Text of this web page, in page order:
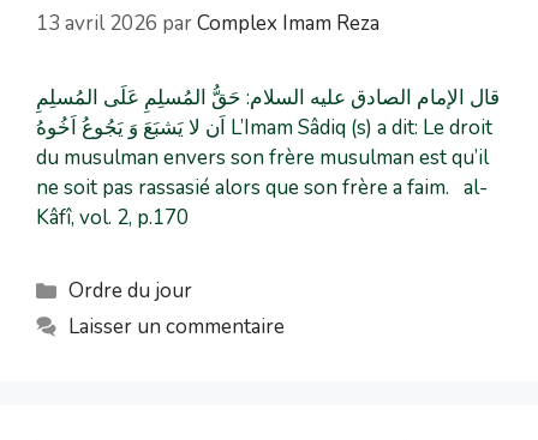
13 avril 2026 parComplex Imam Reza
قال الإمام الصادق علیه السلام: حَقُّ المُسلِمِ عَلَی المُسلِمِ
اَن لا یَشبَعَ وَ یَجُوعُ اَخُوهُ L’Imam Sâdiq (s) a dit: Le droit
du musulman envers son frère musulman est qu’il
ne soit pas rassasié alors que son frère a faim. al-
Kâfî, vol. 2, p.170
Ordre du jour
Laisser un commentaire